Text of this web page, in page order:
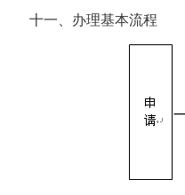
十一、办理基本流程